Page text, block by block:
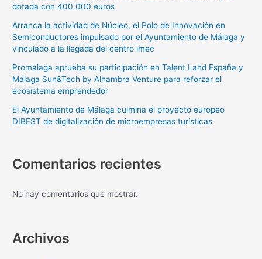
dotada con 400.000 euros
Arranca la actividad de Núcleo, el Polo de Innovación en
Semiconductores impulsado por el Ayuntamiento de Málaga y
vinculado a la llegada del centro imec
Promálaga aprueba su participación en Talent Land España y
Málaga Sun&Tech by Alhambra Venture para reforzar el
ecosistema emprendedor
El Ayuntamiento de Málaga culmina el proyecto europeo
DIBEST de digitalización de microempresas turísticas
Comentarios recientes
No hay comentarios que mostrar.
Archivos